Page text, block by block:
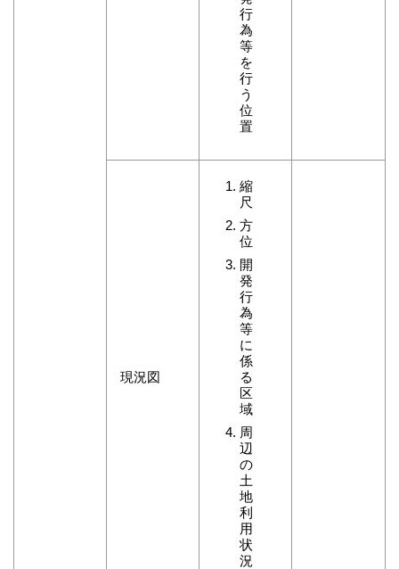
行
為
等
を
行
う
位
置
現況図
縮
尺
方
位
開
発
行
為
等
に
係
る
区
域
周
辺
の
土
地
利
用
状
況